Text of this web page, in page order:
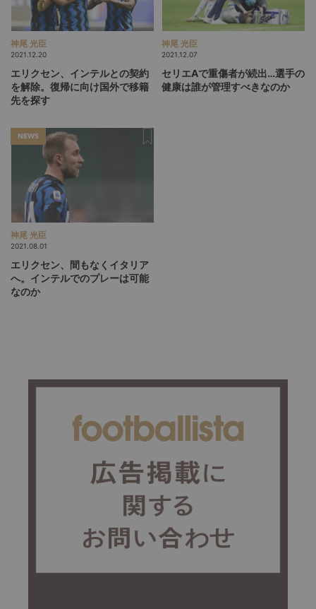
神尾 光臣
2021.12.20
エリクセン、インテルとの契約
を解除。復帰に向け国外で移籍
先を探す
神尾 光臣
2021.12.07
セリエAで重傷者が続出…選手の
健康は誰が管理すべきなのか
NEWS
神尾 光臣
2021.08.01
エリクセン、間もなくイタリア
へ。インテルでのプレーは可能
なのか